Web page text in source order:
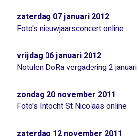
Foto's nieuwjaarsconcert online
zaterdag 07 januari 2012
Notulen DoRa vergadering 2 januari
vrijdag 06 januari 2012
Foto's Intocht St Nicolaas online
zondag 20 november 2011
zaterdag 12 november 2011